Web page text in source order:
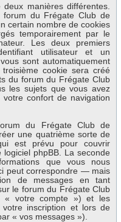
manières différentes.
forum du Frégate Club de
certain nombre de cookies
temporairement par le
Les deux premiers
utilisateur et un
sont automatiquement
cookie sera créé
du forum du Frégate Club
les sujets que vous avez
votre confort de navigation
du Frégate Club de
une quatrième sorte de
est prévu pour couvrir
phpBB. La seconde
que vous nous
peut correspondre — mais
de messages en tant
le forum du Frégate Club
« votre compte ») et les
inscription et lors de
« vos messages »).